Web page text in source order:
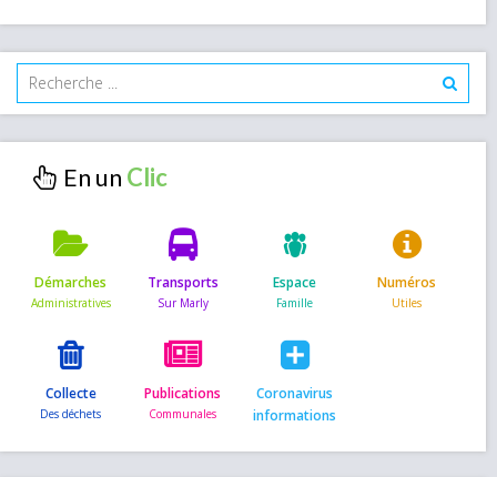
En un
Démarches Transports Espace Numéros
Collecte Publications
Coronavirus
informations